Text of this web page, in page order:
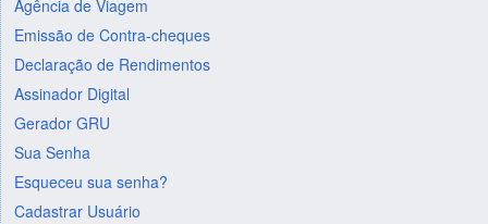
Agência de Viagem
Emissão de Contra-cheques
Declaração de Rendimentos
Assinador Digital
Gerador GRU
Sua Senha
Esqueceu sua senha?
Cadastrar Usuário